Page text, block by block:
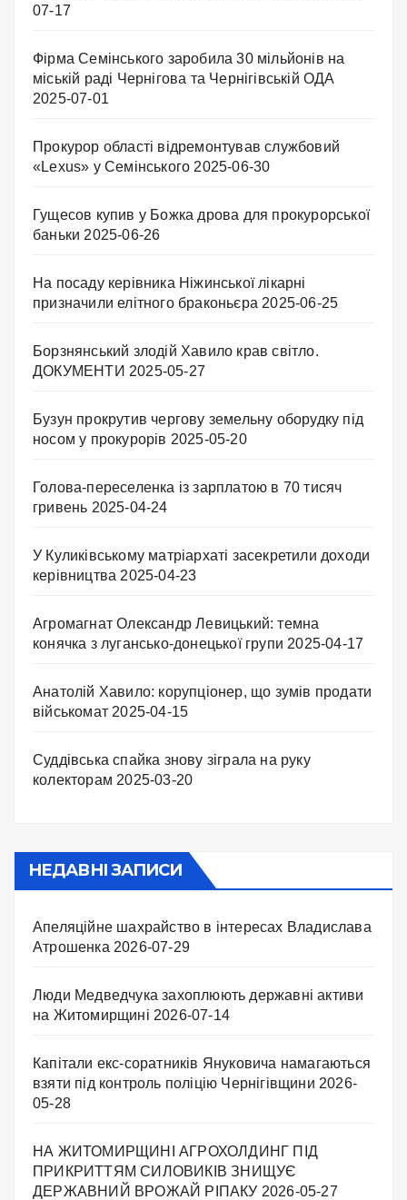
07-17
Фірма Семінського заробила 30 мільйонів на
міській раді Чернігова та Чернігівській ОДА
2025-07-01
Прокурор області відремонтував службовий
«Lexus» у Семінського 2025-06-30
Гущесов купив у Божка дрова для прокурорської
баньки 2025-06-26
На посаду керівника Ніжинської лікарні
призначили елітного браконьєра 2025-06-25
Борзнянський злодій Хавило крав світло.
ДОКУМЕНТИ 2025-05-27
Бузун прокрутив чергову земельну оборудку під
носом у прокурорів 2025-05-20
Голова-переселенка із зарплатою в 70 тисяч
гривень 2025-04-24
У Куликівському матріархаті засекретили доходи
керівництва 2025-04-23
Агромагнат Олександр Левицький: темна
конячка з лугансько-донецької групи 2025-04-17
Анатолій Хавило: корупціонер, що зумів продати
військомат 2025-04-15
Суддівська спайка знову зіграла на руку
колекторам 2025-03-20
НЕДАВНІ ЗАПИСИ
Апеляційне шахрайство в інтересах Владислава
Атрошенка 2026-07-29
Люди Медведчука захоплюють державні активи
на Житомирщині 2026-07-14
Капітали екс-соратників Януковича намагаються
взяти під контроль поліцію Чернігівщини 2026-
05-28
НА ЖИТОМИРЩИНІ АГРОХОЛДИНГ ПІД
ПРИКРИТТЯМ СИЛОВИКІВ ЗНИЩУЄ
ДЕРЖАВНИЙ ВРОЖАЙ РІПАКУ ​ 2026-05-27